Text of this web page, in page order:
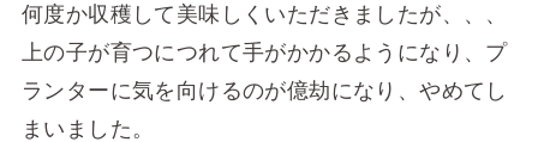
何度か収穫して美味しくいただきましたが、、、
上の子が育つにつれて手がかかるようになり、プ
ランターに気を向けるのが億劫になり、やめてし
まいました。